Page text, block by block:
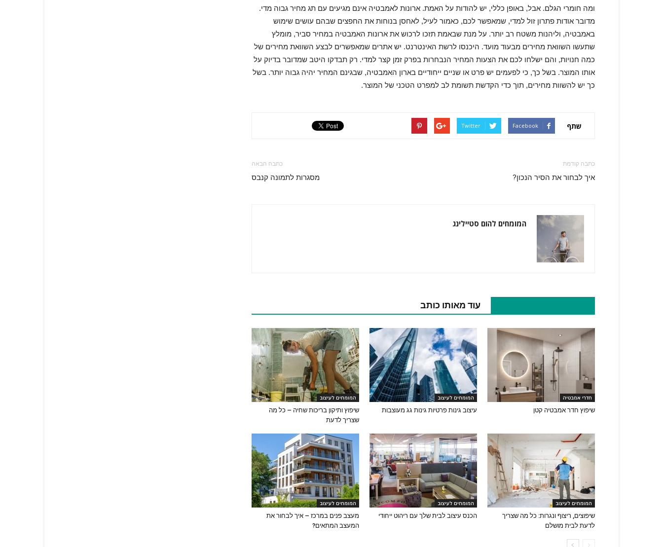
ומה חומרי הגלם. אבל, באופן כללי, יש להודות על האמת. ארונות לאמבטיה אינם מגיעים עם תג מחיר גבוה מדי.
מדובר אודות פתרון זול למדי, שמאפשר לכם, כאמור לעיל, לאחסן בנוחות את החפצים שבהם עושים שימוש
באמבטיה, וליהנות משטח רב יותר. על מנת שבאמת תזכו לרכוש את ארונות האמבטיה במחיר סביר, מומלץ
שתעשו השוואת מחירים מבעוד מועד. היכנסו לרשת האינטרנט. יש אתרים שמאפשרים לבצע השוואת מחירים של
כמה חנויות, והם ישלחו לכם את הצעות המחיר הנבחרות בפרק זמן קצר למדי. רק תבדקו היטב שמדובר בדיוק על
אותו המוצר. בשל כך, כי לפעמים יש פרט או שניים ייחודיים בארון האמבטיה, שבגינם המחיר יהיה גבוה יותר. בשל
כך יש להשוות מחירים, תוך כדי הקדשת תשומת לב למפרט הטכני של המוצר.
שתף Facebook
Twitter
כתבה קודמת
איך לבחור את הסיר הנכון?
כתבה הבאה
מסגרות לתמונה קנבס
המומחים להום סטיילינג
עוד מאותו כותב
חדרי אמבטיה
שיפוץ חדר אמבטיה קטן
המומחים לעיצוב
עיצוב גינות פרטיות גינות גג מעוצבות
המומחים לעיצוב
שיפוץ ותיקון בריכות שחיה – כל מה
שצריך לדעת
המומחים לעיצוב
שיפוצים, ריצוף ונגרות: כל מה שצריך
לדעת לבית מושלם
המומחים לעיצוב
הכנס עיצוב לבית שלך עם ריהוט ייחודי
המומחים לעיצוב
מעצב פנים במרכז – איך לבחור את
המעצב המתאים?